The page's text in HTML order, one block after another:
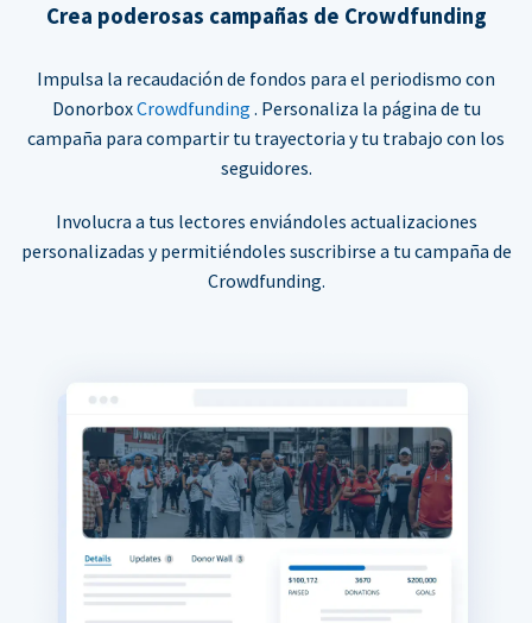
Crea poderosas campañas de Crowdfunding
Impulsa la recaudación de fondos para el periodismo con
DonorboxCrowdfunding . Personaliza la página de tu
campaña para compartir tu trayectoria y tu trabajo con los
seguidores.
Involucra a tus lectores enviándoles actualizaciones
personalizadas y permitiéndoles suscribirse a tu campaña de
Crowdfunding.